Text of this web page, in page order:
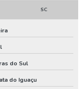
SC
do Sul
do Iguaçu